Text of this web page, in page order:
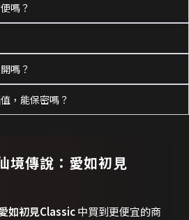
嗎？
嗎？
，能保密嗎？
境傳說：愛如初見
如初見Classic中買到更便宜的商